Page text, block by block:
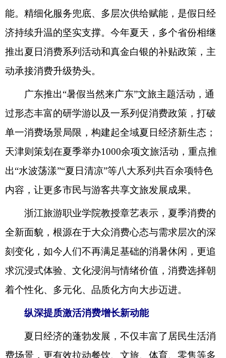
能。精细化服务兜底、多层次供给赋能，是假日经
济持续升温的坚实支撑。今年夏天，多个省份相继
推出夏日消费系列活动和真金白银的补贴政策，主
动承接消费升级势头。
广东推出“暑假当然来广东”文旅主题活动，通
过形态丰富的研学游以及一系列促消费政策，打破
单一消费场景局限，构建起全域夏日经济新生态；
天津则策划在夏季举办1000余项文旅活动，重点推
出“水波荡漾”“夏日清凉”等八大系列共百余项特色
内容，让更多市民与游客共享文旅发展成果。
浙江旅游职业学院教授章艺表示，夏季消费的
全新面貌，根源在于大众消费心态与需求层次的深
刻变化，如今人们不再满足基础的消暑休闲，更追
求沉浸式体验、文化浸润与情绪价值，消费选择朝
着个性化、多元化、品质化方向大步迈进。
纵深提质激活消费增长新动能
夏日经济的蓬勃发展，不仅丰富了居民生活消
费场景，更有效拉动餐饮、文旅、体育、零售等多